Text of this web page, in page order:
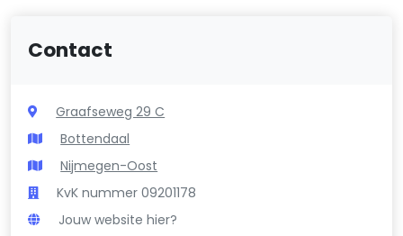
Contact
Graafseweg 29 C
Bottendaal
Nijmegen-Oost
KvK nummer 09201178
Jouw website hier?